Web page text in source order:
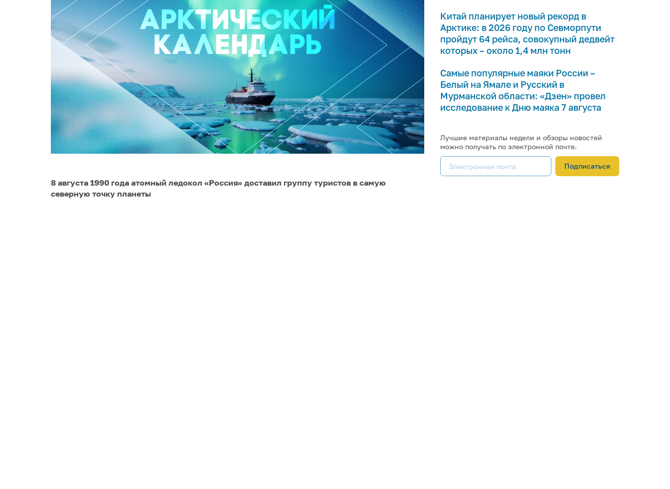
8 августа 1990 года атомный ледокол «Россия» доставил группу туристов в самую
северную точку планеты
Китай планирует новый рекорд в
Арктике: в 2026 году по Севморпути
пройдут 64 рейса, совокупный дедвейт
которых – около 1,4 млн тонн
Самые популярные маяки России –
Белый на Ямале и Русский в
Мурманской области: «Дзен» провел
исследование к Дню маяка 7 августа
Лучшие материалы недели и обзоры новостей
можно получать по электронной почте.
Подписаться